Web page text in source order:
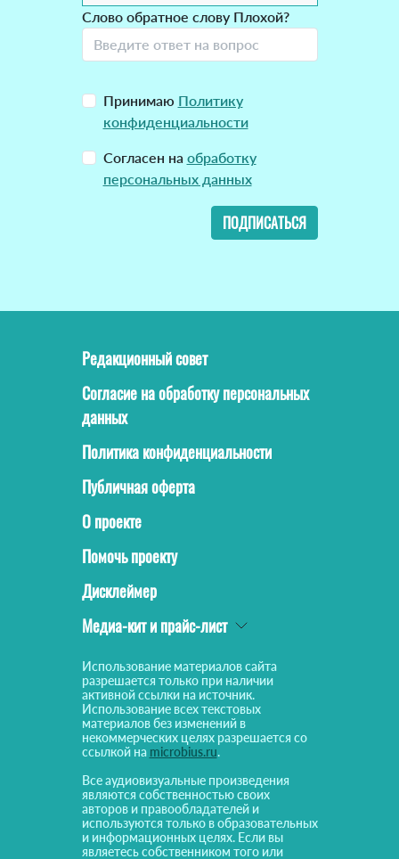
Слово обратное слову Плохой?
Принимаю Политику
конфиденциальности
Согласен на обработку
персональных данных
ПОДПИСАТЬСЯ
Редакционный совет
Согласие на обработку персональных
данных
Политика конфиденциальности
Публичная оферта
О проекте
Помочь проекту
Дисклеймер
Медиа-кит и прайс-лист
Использование материалов сайта
разрешается только при наличии
активной ссылки на источник.
Использование всех текстовых
материалов без изменений в
некоммерческих целях разрешается со
ссылкой на microbius.ru.
Все аудиовизуальные произведения
являются собственностью своих
авторов и правообладателей и
используются только в образовательных
и информационных целях. Если вы
являетесь собственником того или